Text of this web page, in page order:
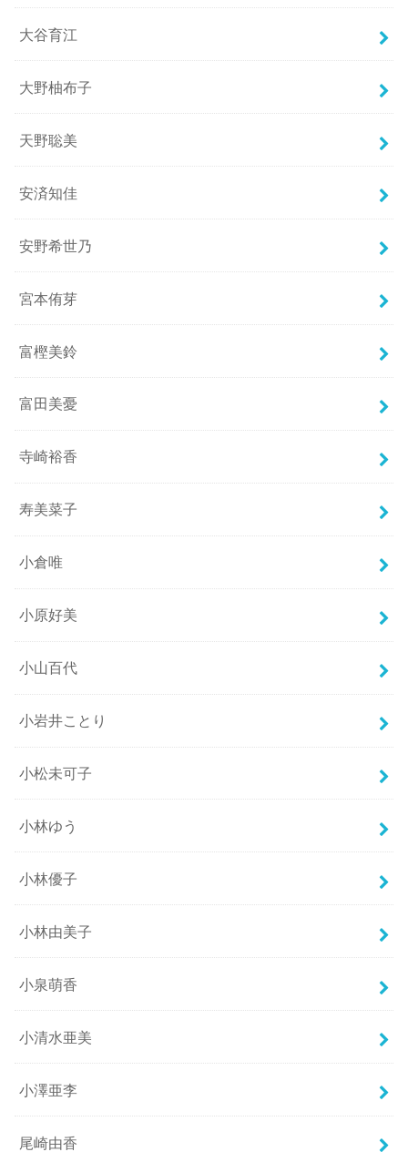
大谷育江
大野柚布子
天野聡美
安済知佳
安野希世乃
宮本侑芽
富樫美鈴
富田美憂
寺崎裕香
寿美菜子
小倉唯
小原好美
小山百代
小岩井ことり
小松未可子
小林ゆう
小林優子
小林由美子
小泉萌香
小清水亜美
小澤亜李
尾崎由香